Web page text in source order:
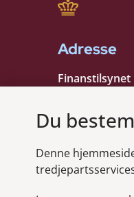
Adresse
Finanstilsynet
1401
CVR nummer:
Du
Denne